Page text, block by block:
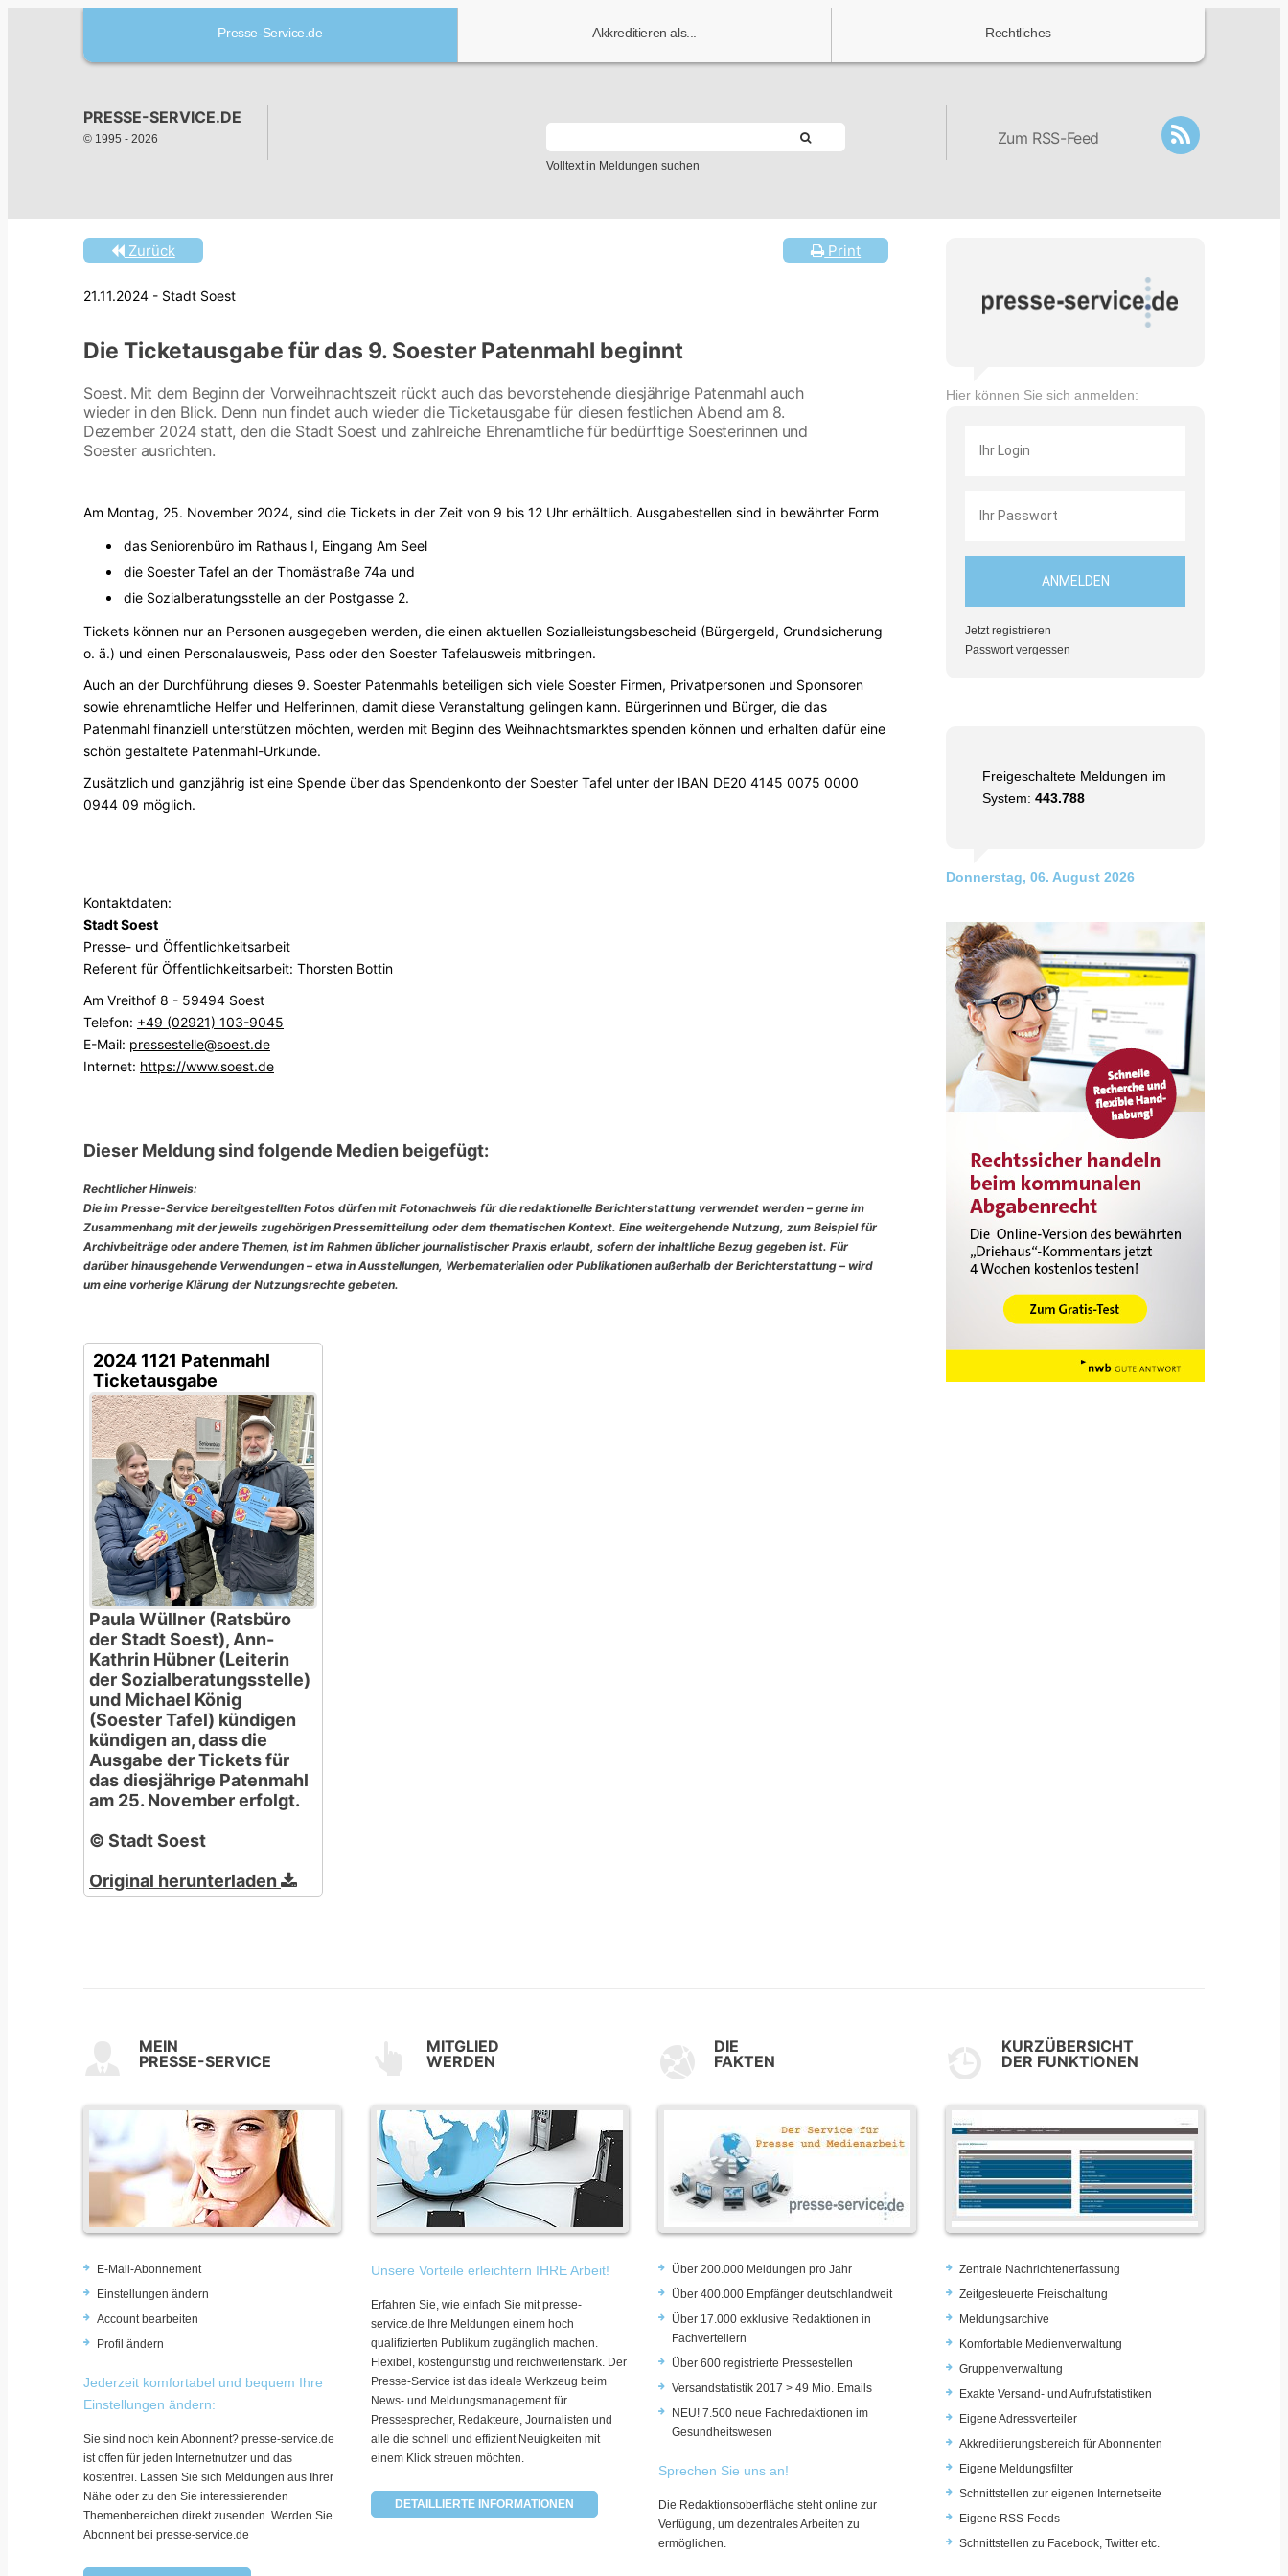
Presse-Service.de Akkreditieren als... Rechtliches
PRESSE-SERVICE.DE
© 1995 - 2026
Volltext in Meldungen suchen
Zum RSS-Feed
Print
Zurück
21.11.2024 - Stadt Soest
Die Ticketausgabe für das 9. Soester Patenmahl beginnt
Soest. Mit dem Beginn der Vorweihnachtszeit rückt auch das bevorstehende diesjährige Patenmahl auch
wieder in den Blick. Denn nun findet auch wieder die Ticketausgabe für diesen festlichen Abend am 8.
Dezember 2024 statt, den die Stadt Soest und zahlreiche Ehrenamtliche für bedürftige Soesterinnen und
Soester ausrichten.
Am Montag, 25. November 2024, sind die Tickets in der Zeit von 9 bis 12 Uhr erhältlich. Ausgabestellen sind in bewährter Form
das Seniorenbüro im Rathaus I, Eingang Am Seel
die Soester Tafel an der Thomästraße 74a und
die Sozialberatungsstelle an der Postgasse 2.
Tickets können nur an Personen ausgegeben werden, die einen aktuellen Sozialleistungsbescheid (Bürgergeld, Grundsicherung
o. ä.) und einen Personalausweis, Pass oder den Soester Tafelausweis mitbringen.
Auch an der Durchführung dieses 9. Soester Patenmahls beteiligen sich viele Soester Firmen, Privatpersonen und Sponsoren
sowie ehrenamtliche Helfer und Helferinnen, damit diese Veranstaltung gelingen kann. Bürgerinnen und Bürger, die das
Patenmahl finanziell unterstützen möchten, werden mit Beginn des Weihnachtsmarktes spenden können und erhalten dafür eine
schön gestaltete Patenmahl-Urkunde.
Zusätzlich und ganzjährig ist eine Spende über das Spendenkonto der Soester Tafel unter der IBAN DE20 4145 0075 0000
0944 09 möglich.
Kontaktdaten:
Stadt Soest
Presse- und Öffentlichkeitsarbeit
Referent für Öffentlichkeitsarbeit: Thorsten Bottin
Am Vreithof 8 - 59494 Soest
Telefon: +49 (02921) 103-9045
E-Mail: pressestelle@soest.de
Internet: https://www.soest.de
Dieser Meldung sind folgende Medien beigefügt:
Rechtlicher Hinweis:
Die im Presse-Service bereitgestellten Fotos dürfen mit Fotonachweis für die redaktionelle Berichterstattung verwendet werden – gerne im
Zusammenhang mit der jeweils zugehörigen Pressemitteilung oder dem thematischen Kontext. Eine weitergehende Nutzung, zum Beispiel für
Archivbeiträge oder andere Themen, ist im Rahmen üblicher journalistischer Praxis erlaubt, sofern der inhaltliche Bezug gegeben ist. Für
darüber hinausgehende Verwendungen – etwa in Ausstellungen, Werbematerialien oder Publikationen außerhalb der Berichterstattung – wird
um eine vorherige Klärung der Nutzungsrechte gebeten.
2024 1121 Patenmahl
Ticketausgabe
Paula Wüllner (Ratsbüro
der Stadt Soest), Ann-
Kathrin Hübner (Leiterin
der Sozialberatungsstelle)
und Michael König
(Soester Tafel) kündigen
kündigen an, dass die
Ausgabe der Tickets für
das diesjährige Patenmahl
am 25. November erfolgt.
© Stadt Soest
Original herunterladen
Hier können Sie sich anmelden:
Jetzt registrieren
Passwort vergessen
Freigeschaltete Meldungen im
System: 443.788
Donnerstag, 06. August 2026
MEIN
PRESSE-SERVICE
E-Mail-Abonnement
Einstellungen ändern
Account bearbeiten
Profil ändern
Jederzeit komfortabel und bequem Ihre
Einstellungen ändern:
Sie sind noch kein Abonnent? presse-service.de
ist offen für jeden Internetnutzer und das
kostenfrei. Lassen Sie sich Meldungen aus Ihrer
Nähe oder zu den Sie interessierenden
Themenbereichen direkt zusenden. Werden Sie
Abonnent bei presse-service.de
MITGLIED
WERDEN
Unsere Vorteile erleichtern IHRE Arbeit!
Erfahren Sie, wie einfach Sie mit presse-
service.de Ihre Meldungen einem hoch
qualifizierten Publikum zugänglich machen.
Flexibel, kostengünstig und reichweitenstark. Der
Presse-Service ist das ideale Werkzeug beim
News- und Meldungsmanagement für
Pressesprecher, Redakteure, Journalisten und
alle die schnell und effizient Neuigkeiten mit
einem Klick streuen möchten.
DETAILLIERTE INFORMATIONEN
DIE
FAKTEN
Über 200.000 Meldungen pro Jahr
Über 400.000 Empfänger deutschlandweit
Über 17.000 exklusive Redaktionen in
Fachverteilern
Über 600 registrierte Pressestellen
Versandstatistik 2017 > 49 Mio. Emails
NEU! 7.500 neue Fachredaktionen im
Gesundheitswesen
Sprechen Sie uns an!
Die Redaktionsoberfläche steht online zur
Verfügung, um dezentrales Arbeiten zu
ermöglichen.
KURZÜBERSICHT
DER FUNKTIONEN
Zentrale Nachrichtenerfassung
Zeitgesteuerte Freischaltung
Meldungsarchive
Komfortable Medienverwaltung
Gruppenverwaltung
Exakte Versand- und Aufrufstatistiken
Eigene Adressverteiler
Akkreditierungsbereich für Abonnenten
Eigene Meldungsfilter
Schnittstellen zur eigenen Internetseite
Eigene RSS-Feeds
Schnittstellen zu Facebook, Twitter etc.